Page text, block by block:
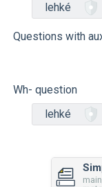
lehké
Questions with
Wh- question
lehké